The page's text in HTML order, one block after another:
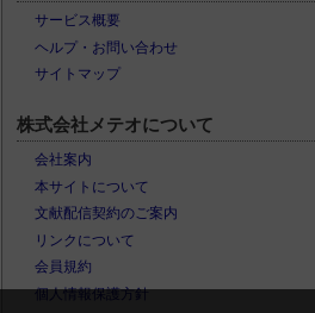
サービス概要
ヘルプ・お問い合わせ
サイトマップ
株式会社メテオについて
会社案内
本サイトについて
文献配信契約のご案内
リンクについて
会員規約
個人情報保護方針